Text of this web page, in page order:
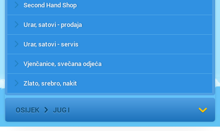
Second Hand Shop
Urar, satovi - prodaja
Urar, satovi - servis
Vjenčanice, svečana odjeća
Zlato, srebro, nakit
OSIJEK JUG I